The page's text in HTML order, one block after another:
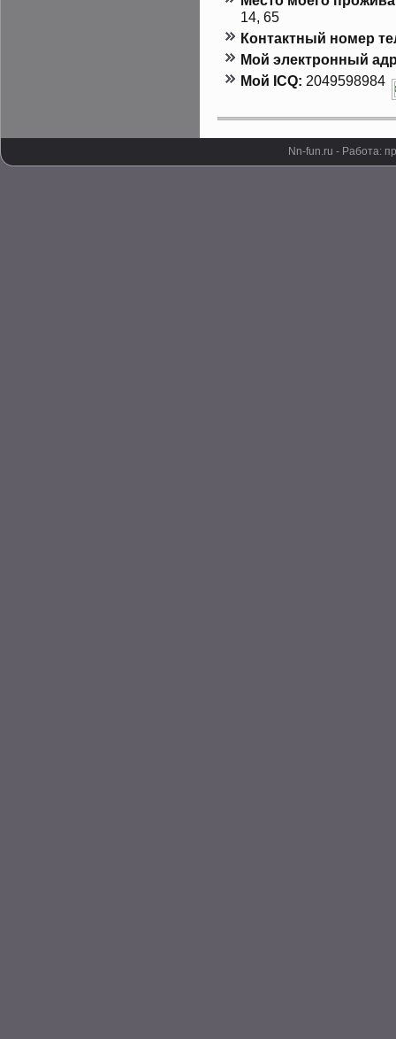
14, 65
Контактный номер
Мой электронный
Мой ICQ: 2049598984
Nn-fun.ru - Работа: